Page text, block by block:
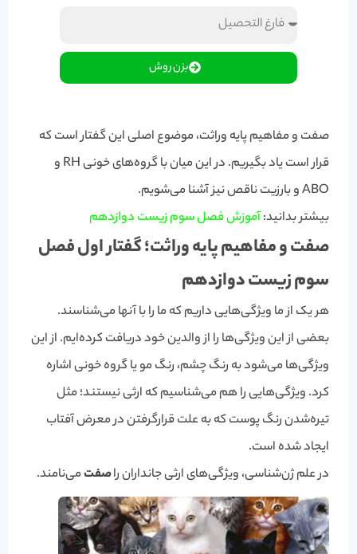
بزن روش
صفت و مفاهیم پایه وراثت، موضوع اصلی این گفتار است که
قرار است یاد بگیریم. در این میان با گروه‌های خونی RH و
ABO و بارزیت ناقص نیز آشنا می‌شویم.
بیشتر بدانید:آموزش فصل سوم زیست دوازدهم
صفت و مفاهیم پایه وراثت؛ گفتار اول فصل
سوم زیست دوازدهم
هر یک از ما ویژگی‌هایی داریم که ما را با آنها می‌شناسند.
بعضی از این ویژگی‌ها را از والدین خود دریافت کرده‌ایم. از این
ویژگی‌ها می‌شود به رنگ چشم، رنگ مو یا گروه خونی اشاره
کرد. ویژگی‌هایی را هم می‌شناسیم که ارثی نیستند؛ مثل
تیره‌شدن رنگ پوست که به علت قرارگرفتن در معرض آفتاب
ایجاد شده است.
در علم ژن‌شناسی، ویژگی‌های ارثی جانداران راصفتمی‌نامند.